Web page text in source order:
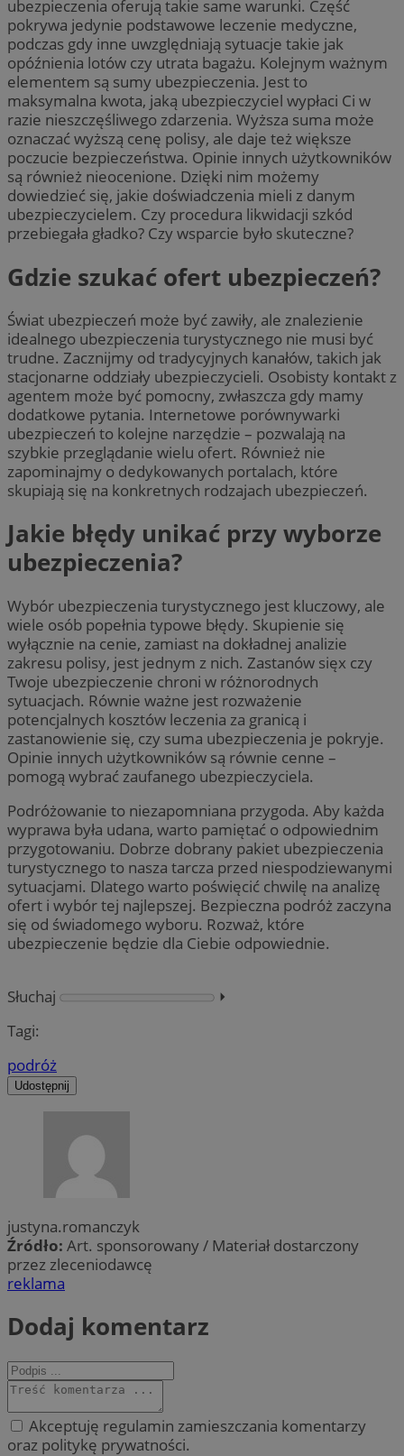
ubezpieczenia oferują takie same warunki. Część
pokrywa jedynie podstawowe leczenie medyczne,
podczas gdy inne uwzględniają sytuacje takie jak
opóźnienia lotów czy utrata bagażu. Kolejnym ważnym
elementem są sumy ubezpieczenia. Jest to
maksymalna kwota, jaką ubezpieczyciel wypłaci Ci w
razie nieszczęśliwego zdarzenia. Wyższa suma może
oznaczać wyższą cenę polisy, ale daje też większe
poczucie bezpieczeństwa. Opinie innych użytkowników
są również nieocenione. Dzięki nim możemy
dowiedzieć się, jakie doświadczenia mieli z danym
ubezpieczycielem. Czy procedura likwidacji szkód
przebiegała gładko? Czy wsparcie było skuteczne?
Gdzie szukać ofert ubezpieczeń?
Świat ubezpieczeń może być zawiły, ale znalezienie
idealnego ubezpieczenia turystycznego nie musi być
trudne. Zacznijmy od tradycyjnych kanałów, takich jak
stacjonarne oddziały ubezpieczycieli. Osobisty kontakt z
agentem może być pomocny, zwłaszcza gdy mamy
dodatkowe pytania. Internetowe porównywarki
ubezpieczeń to kolejne narzędzie – pozwalają na
szybkie przeglądanie wielu ofert. Również nie
zapominajmy o dedykowanych portalach, które
skupiają się na konkretnych rodzajach ubezpieczeń.
Jakie błędy unikać przy wyborze
ubezpieczenia?
Wybór ubezpieczenia turystycznego jest kluczowy, ale
wiele osób popełnia typowe błędy. Skupienie się
wyłącznie na cenie, zamiast na dokładnej analizie
zakresu polisy, jest jednym z nich. Zastanów sięx czy
Twoje ubezpieczenie chroni w różnorodnych
sytuacjach. Równie ważne jest rozważenie
potencjalnych kosztów leczenia za granicą i
zastanowienie się, czy suma ubezpieczenia je pokryje.
Opinie innych użytkowników są równie cenne –
pomogą wybrać zaufanego ubezpieczyciela.
Podróżowanie to niezapomniana przygoda. Aby każda
wyprawa była udana, warto pamiętać o odpowiednim
przygotowaniu. Dobrze dobrany pakiet ubezpieczenia
turystycznego to nasza tarcza przed niespodziewanymi
sytuacjami. Dlatego warto poświęcić chwilę na analizę
ofert i wybór tej najlepszej. Bezpieczna podróż zaczyna
się od świadomego wyboru. Rozważ, które
ubezpieczenie będzie dla Ciebie odpowiednie.
Słuchaj
⏵︎
Tagi:
podróż
Udostępnij
justyna.romanczyk
Źródło: Art. sponsorowany / Materiał dostarczony
przez zleceniodawcę
reklama
Dodaj komentarz
Akceptuję regulamin zamieszczania komentarzy
oraz politykę prywatności.